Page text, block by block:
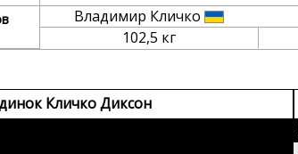
Владимир Кличко
102,5 кг
Кличко Диксон